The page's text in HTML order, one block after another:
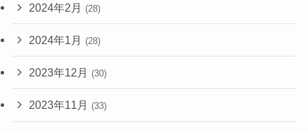
2024年2月 (28)
2024年1月 (28)
2023年12月 (30)
2023年11月 (33)